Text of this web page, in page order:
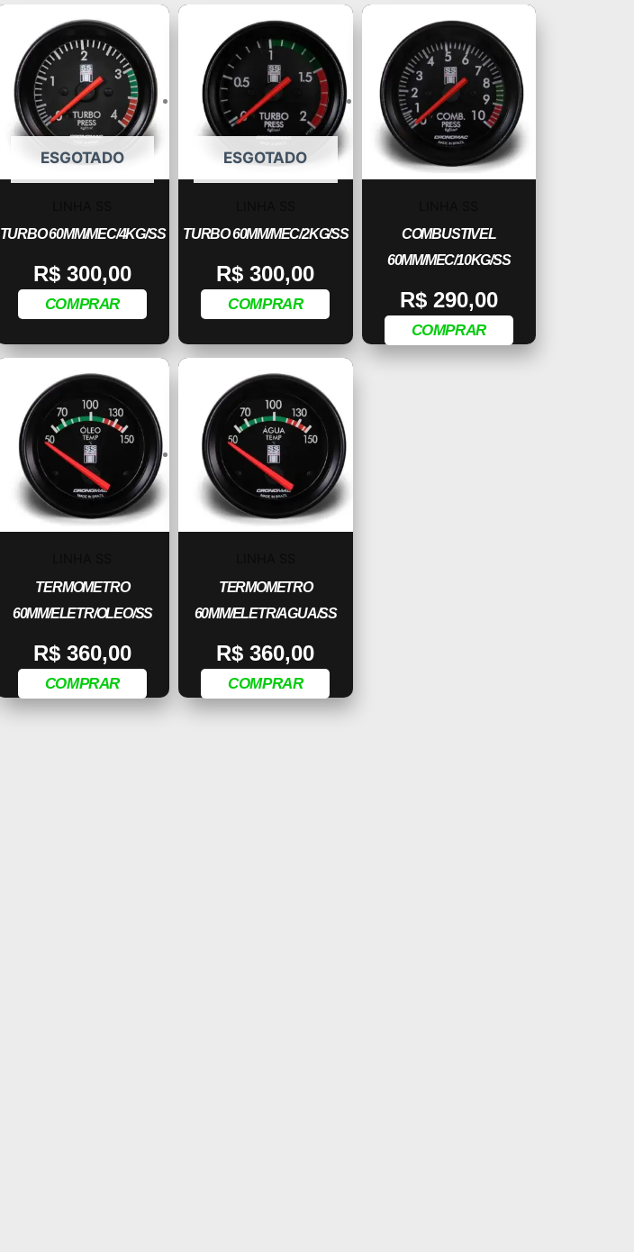
ESGOTADO
TURBO 60MM/MEC/4KG/SS
R$300,00
COMPRAR
ESGOTADO
TURBO 60MM/MEC/2KG/SS
R$ 300,00
COMPRAR
COMBUSTIVEL
60MM/MEC/10KG/SS
R$290,00
COMPRAR
TERMOMETRO
60MM/ELETR/OLEO/SS
R$360,00
COMPRAR
TERMOMETRO
60MM/ELETR/AGUA/SS
R$ 360,00
COMPRAR